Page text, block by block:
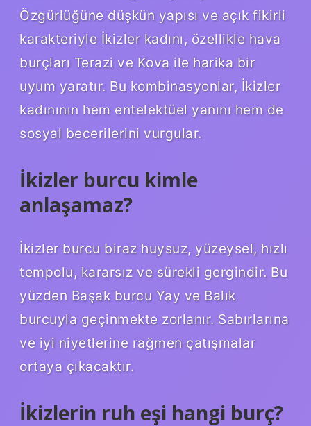
Özgürlüğüne düşkün yapısı ve açık fikirli
karakteriyle İkizler kadını, özellikle hava
burçları Terazi ve Kova ile harika bir
uyum yaratır. Bu kombinasyonlar, İkizler
kadınının hem entelektüel yanını hem de
sosyal becerilerini vurgular.
İkizler burcu kimle
anlaşamaz?
İkizler burcu biraz huysuz, yüzeysel, hızlı
tempolu, kararsız ve sürekli gergindir. Bu
yüzden Başak burcu Yay ve Balık
burcuyla geçinmekte zorlanır. Sabırlarına
ve iyi niyetlerine rağmen çatışmalar
ortaya çıkacaktır.
İkizlerin ruh eşi hangi burç?